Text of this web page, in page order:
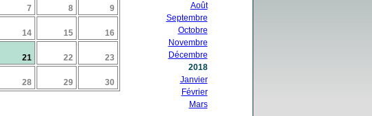
Août
Septembre
Octobre
Novembre
Décembre
2018
Janvier
Février
Mars
7 8 9
14 15 16
21 22 23
28 29 30